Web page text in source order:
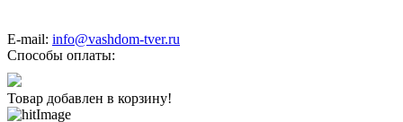
E-mail: info@vashdom-tver.ru
Способы оплаты:
Товар добавлен в корзину!